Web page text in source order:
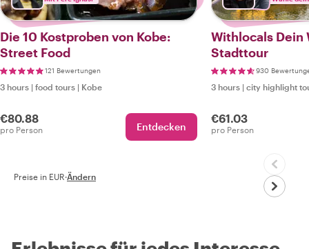
Die 10 Kostproben von Kobe:
Street Food
121 Bewertungen
3 hours | food tours | Kobe
€80.88
pro Person Entdecken
Withlocals Dein
Stadttour
930
3 hours | city highlight
€61.03
pro Person
Preise in EUR·Ändern